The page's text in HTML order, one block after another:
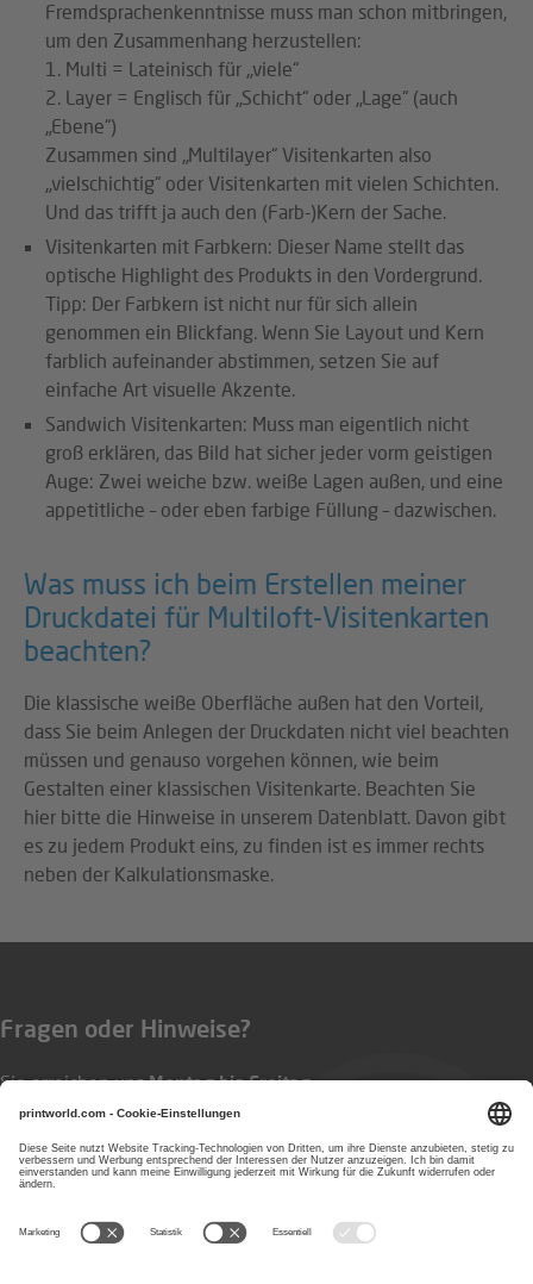
Fremdsprachenkenntnisse muss man schon mitbringen,
um den Zusammenhang herzustellen:
1. Multi = Lateinisch für „viele“
2. Layer = Englisch für „Schicht“ oder „Lage“ (auch
„Ebene“)
Zusammen sind „Multilayer“ Visitenkarten also
„vielschichtig“ oder Visitenkarten mit vielen Schichten.
Und das trifft ja auch den (Farb-)Kern der Sache.
Visitenkarten mit Farbkern: Dieser Name stellt das
optische Highlight des Produkts in den Vordergrund.
Tipp: Der Farbkern ist nicht nur für sich allein
genommen ein Blickfang. Wenn Sie Layout und Kern
farblich aufeinander abstimmen, setzen Sie auf
einfache Art visuelle Akzente.
Sandwich Visitenkarten: Muss man eigentlich nicht
groß erklären, das Bild hat sicher jeder vorm geistigen
Auge: Zwei weiche bzw. weiße Lagen außen, und eine
appetitliche – oder eben farbige Füllung – dazwischen.
Was muss ich beim Erstellen meiner
Druckdatei für Multiloft-Visitenkarten
beachten?
Die klassische weiße Oberfläche außen hat den Vorteil,
dass Sie beim Anlegen der Druckdaten nicht viel beachten
müssen und genauso vorgehen können, wie beim
Gestalten einer klassischen Visitenkarte. Beachten Sie
hier bitte die Hinweise in unserem Datenblatt. Davon gibt
es zu jedem Produkt eins, zu finden ist es immer rechts
neben der Kalkulationsmaske.
Fragen oder Hinweise?
Sie erreichen unsMontag bis Freitag
von 8:00 bis 17:00 Uhr
0800 8332400
E-Mail: service@printworld.de